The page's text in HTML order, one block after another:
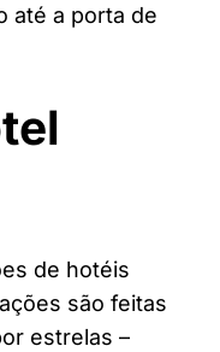
até a porta de
de hotéis
são feitas
estrelas –